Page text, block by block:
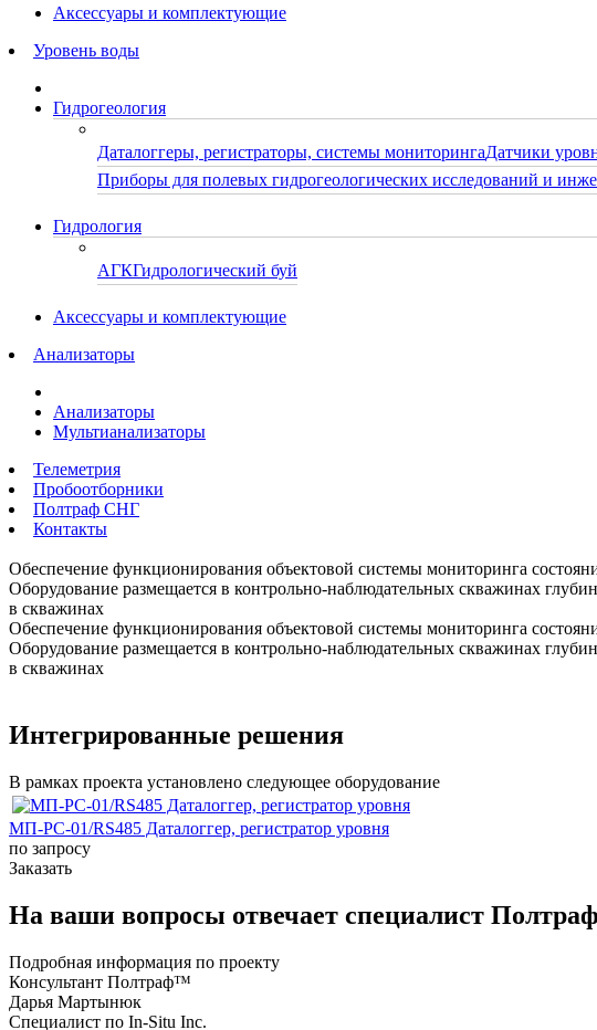
Аксессуары и комплектующие
Уровень воды
Гидрогеология
Даталоггеры, регистраторы, системы мониторингаДатчики
Приборы для полевых гидрогеологических исследований и
Гидрология
АГКГидрологический буй
Аксессуары и комплектующие
Анализаторы
Анализаторы
Мультианализаторы
Телеметрия
Пробоотборники
Полтраф СНГ
Контакты
Обеспечение функционирования объектовой системы мониторинга
Оборудование размещается в контрольно-наблюдательных скважинах
в скважинах
Обеспечение функционирования объектовой системы мониторинга
Оборудование размещается в контрольно-наблюдательных скважинах
в скважинах
Интегрированные решения
В рамках проекта установлено следующее оборудование
МП-РС-01/RS485 Даталоггер, регистратор уровня
по запросу
Заказать
На ваши вопросы отвечает специалист Полтраф
Подробная информация по проекту
Консультант Полтраф™
Дарья Мартынюк
Специалист по In-Situ Inc.